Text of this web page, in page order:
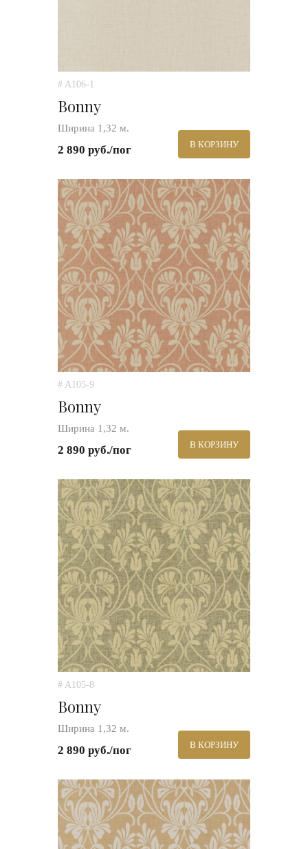
# A106-1
Bonny
Ширина 1,32 м.
2 890 руб./пог В КОРЗИНУ
# A105-9
Bonny
Ширина 1,32 м.
2 890 руб./пог В КОРЗИНУ
# A105-8
Bonny
Ширина 1,32 м.
2 890 руб./пог В КОРЗИНУ